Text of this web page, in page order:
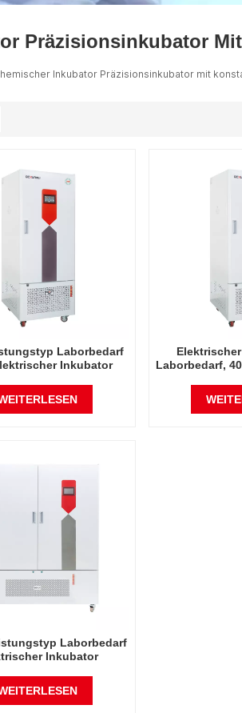
Präzisionsinkubator
Inkubator Präzisionsinkubator mit
Laborbedarf
Inkubator
Temperatur und
Laborbedarf,
mit
Laborbedarf
Inkubator
Temperatur und